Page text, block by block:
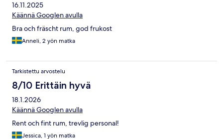
16.11.2025
Käännä Googlen avulla
Bra och fräscht rum, god frukost
Anneli, 2 yön matka
Tarkistettu arvostelu
8/10 Erittäin hyvä
18.1.2026
Käännä Googlen avulla
Rent och fint rum, trevlig personal!
Jessica, 1 yön matka